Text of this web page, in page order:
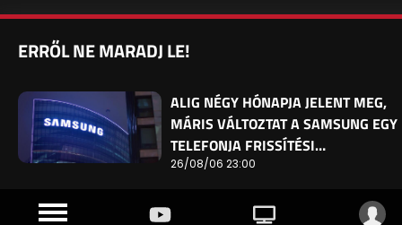
ERRŐL NE MARADJ LE!
ALIG NÉGY HÓNAPJA JELENT MEG,
MÁRIS VÁLTOZTAT A SAMSUNG EGY
TELEFONJA FRISSÍTÉSI…
26/08/06 23:00